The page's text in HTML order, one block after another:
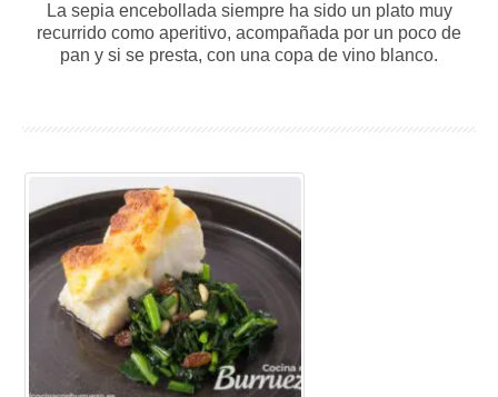
La sepia encebollada siempre ha sido un plato muy
recurrido como aperitivo, acompañada por un poco de
pan y si se presta, con una copa de vino blanco.